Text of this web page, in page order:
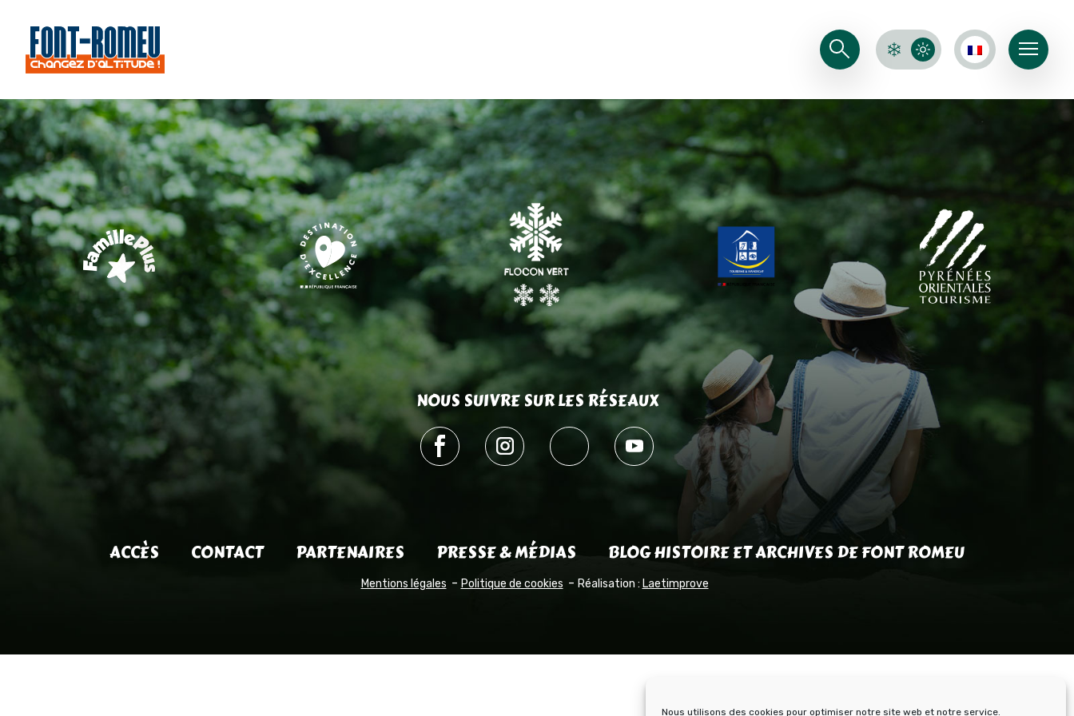
Nous utilisons des cookies pour optimiser notre site web et notre service.
NOUS SUIVRE SUR LES RÉSEAUX
ACCÈS CONTACT PARTENAIRES PRESSE & MÉDIAS BLOG HISTOIRE ET ARCHIVES DE FONT ROMEU
Mentions légales Politique de cookies Réalisation : Laetimprove